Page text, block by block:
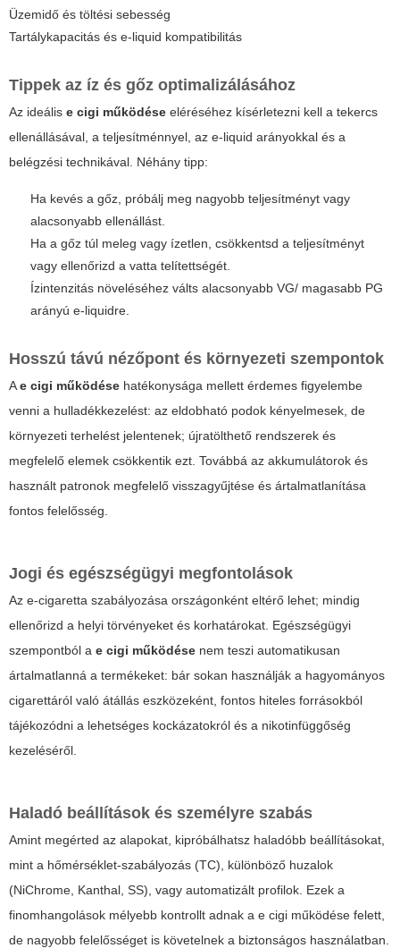
Üzemidő és töltési sebesség
Tartálykapacitás és e-liquid kompatibilitás
Tippek az íz és gőz optimalizálásához
Az ideális e cigi működése eléréséhez kísérletezni kell a tekercs
ellenállásával, a teljesítménnyel, az e-liquid arányokkal és a
belégzési technikával. Néhány tipp:
Ha kevés a gőz, próbálj meg nagyobb teljesítményt vagy
alacsonyabb ellenállást.
Ha a gőz túl meleg vagy ízetlen, csökkentsd a teljesítményt
vagy ellenőrizd a vatta telítettségét.
Ízintenzitás növeléséhez válts alacsonyabb VG/ magasabb PG
arányú e-liquidre.
Hosszú távú nézőpont és környezeti szempontok
Ae cigi működése hatékonysága mellett érdemes figyelembe
venni a hulladékkezelést: az eldobható podok kényelmesek, de
környezeti terhelést jelentenek; újratölthető rendszerek és
megfelelő elemek csökkentik ezt. Továbbá az akkumulátorok és
használt patronok megfelelő visszagyűjtése és ártalmatlanítása
fontos felelősség.
Jogi és egészségügyi megfontolások
Az e-cigaretta szabályozása országonként eltérő lehet; mindig
ellenőrizd a helyi törvényeket és korhatárokat. Egészségügyi
szempontból a e cigi működése nem teszi automatikusan
ártalmatlanná a termékeket: bár sokan használják a hagyományos
cigarettáról való átállás eszközeként, fontos hiteles forrásokból
tájékozódni a lehetséges kockázatokról és a nikotinfüggőség
kezeléséről.
Haladó beállítások és személyre szabás
Amint megérted az alapokat, kipróbálhatsz haladóbb beállításokat,
mint a hőmérséklet-szabályozás (TC), különböző huzalok
(NiChrome, Kanthal, SS), vagy automatizált profilok. Ezek a
finomhangolások mélyebb kontrollt adnak a e cigi működése felett,
de nagyobb felelősséget is követelnek a biztonságos használatban.